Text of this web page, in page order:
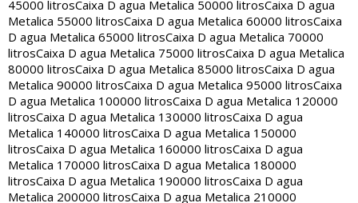
45000 litrosCaixa D agua Metalica 50000 litrosCaixa D agua
Metalica 55000 litrosCaixa D agua Metalica 60000 litrosCaixa
D agua Metalica 65000 litrosCaixa D agua Metalica 70000
litrosCaixa D agua Metalica 75000 litrosCaixa D agua Metalica
80000 litrosCaixa D agua Metalica 85000 litrosCaixa D agua
Metalica 90000 litrosCaixa D agua Metalica 95000 litrosCaixa
D agua Metalica 100000 litrosCaixa D agua Metalica 120000
litrosCaixa D agua Metalica 130000 litrosCaixa D agua
Metalica 140000 litrosCaixa D agua Metalica 150000
litrosCaixa D agua Metalica 160000 litrosCaixa D agua
Metalica 170000 litrosCaixa D agua Metalica 180000
litrosCaixa D agua Metalica 190000 litrosCaixa D agua
Metalica 200000 litrosCaixa D agua Metalica 210000